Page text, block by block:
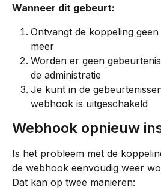
Wanneer dit gebeurt:
Ontvangt de koppeling
meer
Worden er geen
de administratie
Je kunt in de
webhook is uitgeschakeld
Webhook opnieuw
Is het probleem met de
de webhook eenvoudig weer
Dat kan op twee manieren: